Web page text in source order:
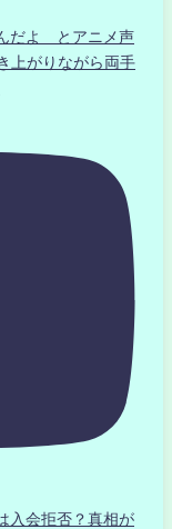
だよ とアニメ声
上がりながら両手
会拒否？真相が